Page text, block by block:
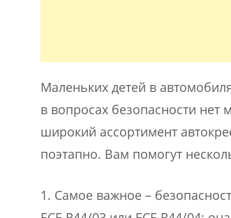
Маленьких детей в
в вопросах безопасности
широкий ассортимент
поэтапно. Вам помогут
1. Самое важное –